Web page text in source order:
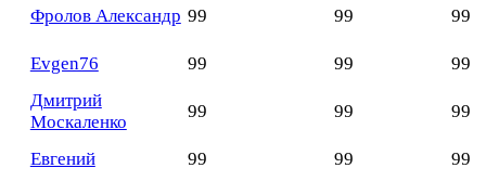
Фролов Александр 99 99 99
Evgen76 99 99
99
Дмитрий
Москаленко
99 99 99
Евгений 99 99
99